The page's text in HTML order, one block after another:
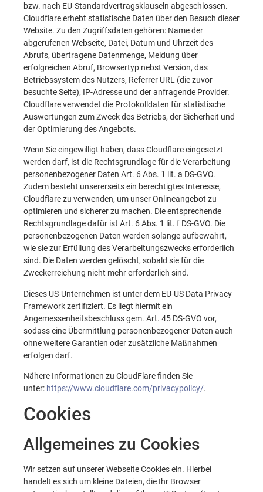
bzw. nach EU-Standardvertragsklauseln abgeschlossen.
Cloudflare erhebt statistische Daten über den Besuch dieser
Website. Zu den Zugriffsdaten gehören: Name der
abgerufenen Webseite, Datei, Datum und Uhrzeit des
Abrufs, übertragene Datenmenge, Meldung über
erfolgreichen Abruf, Browsertyp nebst Version, das
Betriebssystem des Nutzers, Referrer URL (die zuvor
besuchte Seite), IP-Adresse und der anfragende Provider.
Cloudflare verwendet die Protokolldaten für statistische
Auswertungen zum Zweck des Betriebs, der Sicherheit und
der Optimierung des Angebots.
Wenn Sie eingewilligt haben, dass Cloudflare eingesetzt
werden darf, ist die Rechtsgrundlage für die Verarbeitung
personenbezogener Daten Art. 6 Abs. 1 lit. a DS-GVO.
Zudem besteht unsererseits ein berechtigtes Interesse,
Cloudflare zu verwenden, um unser Onlineangebot zu
optimieren und sicherer zu machen. Die entsprechende
Rechtsgrundlage dafür ist Art. 6 Abs. 1 lit. f DS-GVO. Die
personenbezogenen Daten werden solange aufbewahrt,
wie sie zur Erfüllung des Verarbeitungszwecks erforderlich
sind. Die Daten werden gelöscht, sobald sie für die
Zweckerreichung nicht mehr erforderlich sind.
Dieses US-Unternehmen ist unter dem EU-US Data Privacy
Framework zertifiziert. Es liegt hiermit ein
Angemessenheitsbeschluss gem. Art. 45 DS-GVO vor,
sodass eine Übermittlung personenbezogener Daten auch
ohne weitere Garantien oder zusätzliche Maßnahmen
erfolgen darf.
Nähere Informationen zu CloudFlare finden Sie
unter: https://www.cloudflare.com/privacypolicy/.
Cookies
Allgemeines zu Cookies
Wir setzen auf unserer Webseite Cookies ein. Hierbei
handelt es sich um kleine Dateien, die Ihr Browser